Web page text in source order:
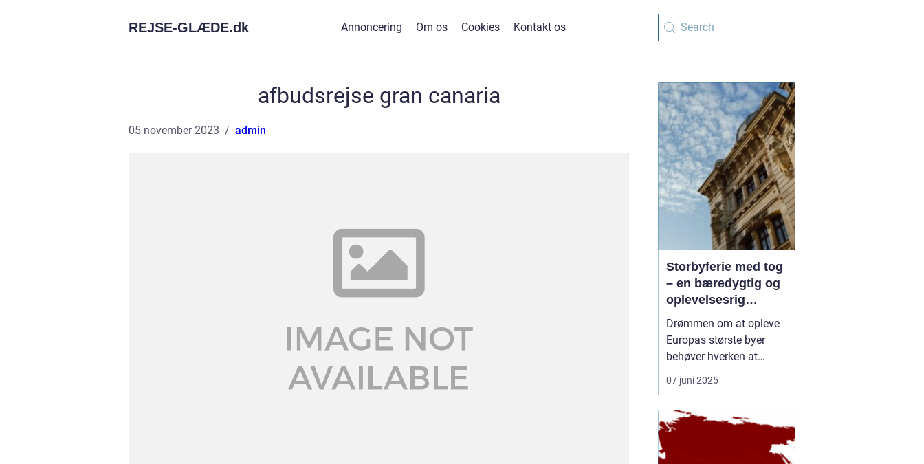
REJSE-GLÆDE.dk Annoncering Om os Cookies Kontakt os
afbudsrejse gran canaria
05 november 2023 admin
Storbyferie med tog
– en bæredygtig og
oplevelsesrig
rejseform
Drømmen om at opleve
Europas største byer
behøver hverken at
inkludere lange
ventetider i lufthavnen
udledninger. En
07 juni 2025